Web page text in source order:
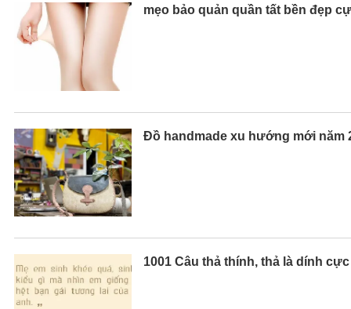
mẹo bảo quản quần tất bền đẹp
Đồ handmade xu hướng mới năm
1001 Câu thả thính, thả là dính